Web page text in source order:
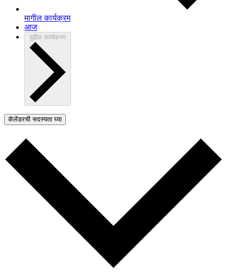
मागीलकार्यक्रम
आज
पुढील कार्यक्रम
कॅलेंडरची सदस्यता घ्या